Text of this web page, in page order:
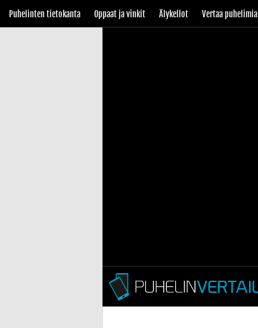
Puhelinten tietokanta Oppaat ja vinkit Älykellot Vertaa puhelimia